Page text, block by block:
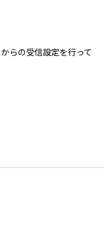
らの受信設定を行って